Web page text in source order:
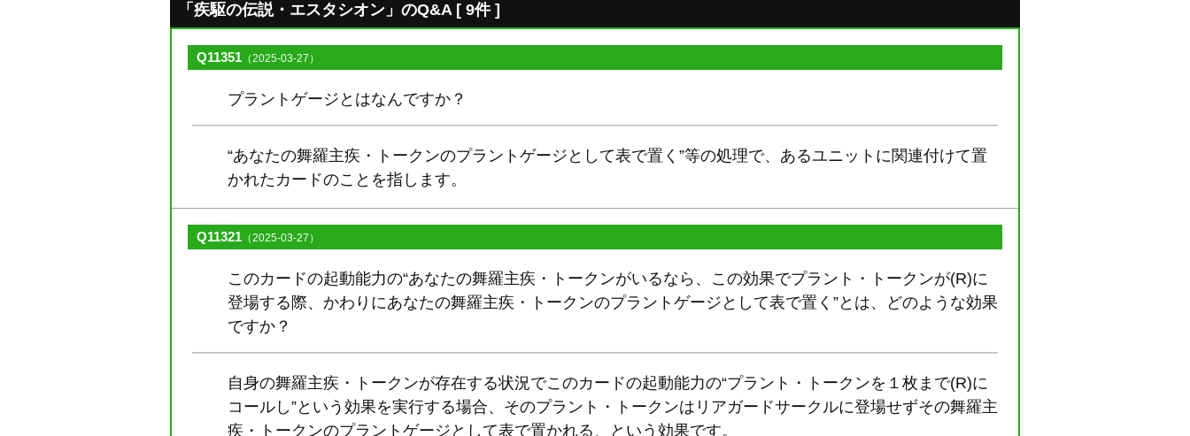
「疾駆の伝説・エスタシオン」のQ&A [ 9件 ]
Q11351 （2025-03-27）
プラントゲージとはなんですか？
“あなたの舞羅主疾・トークンのプラントゲージとして表で置く”等の処理で、あるユニットに関連付けて置
かれたカードのことを指します。
Q11321 （2025-03-27）
このカードの起動能力の“あなたの舞羅主疾・トークンがいるなら、この効果でプラント・トークンが(R)に
登場する際、かわりにあなたの舞羅主疾・トークンのプラントゲージとして表で置く”とは、どのような効果
ですか？
自身の舞羅主疾・トークンが存在する状況でこのカードの起動能力の“プラント・トークンを１枚まで(R)に
コールし”という効果を実行する場合、そのプラント・トークンはリアガードサークルに登場せずその舞羅主
疾・トークンのプラントゲージとして表で置かれる、という効果です。